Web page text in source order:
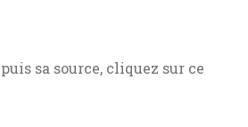
sa source, cliquez sur ce